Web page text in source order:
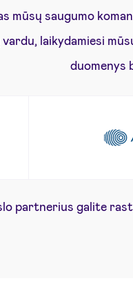
mūsų saugumo
laikydamiesi
duomenys
partnerius galite